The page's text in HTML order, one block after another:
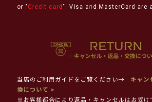
or " Credit card ". Visa and MasterCard are
当店のご利用ガイドをご覧ください→
キャン
換について >
※お客様都合により返品・キャンセルはお受け